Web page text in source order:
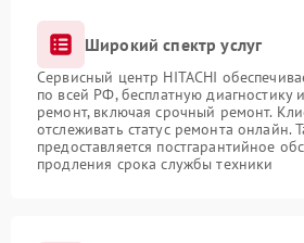
Широкий спектр услуг
Сервисный центр HITACHI
по всей РФ, бесплатную диагностику
ремонт, включая срочный ремонт.
отслеживать статус ремонта онлайн.
предоставляется постгарантийное
продления срока службы техники